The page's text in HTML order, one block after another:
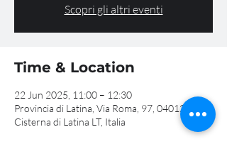
Scopri gli altri eventi
Time & Location
22 Jun 2025, 11:00 – 12:30
Provincia di Latina, Via Roma, 97, 04012
Cisterna di Latina LT, Italia